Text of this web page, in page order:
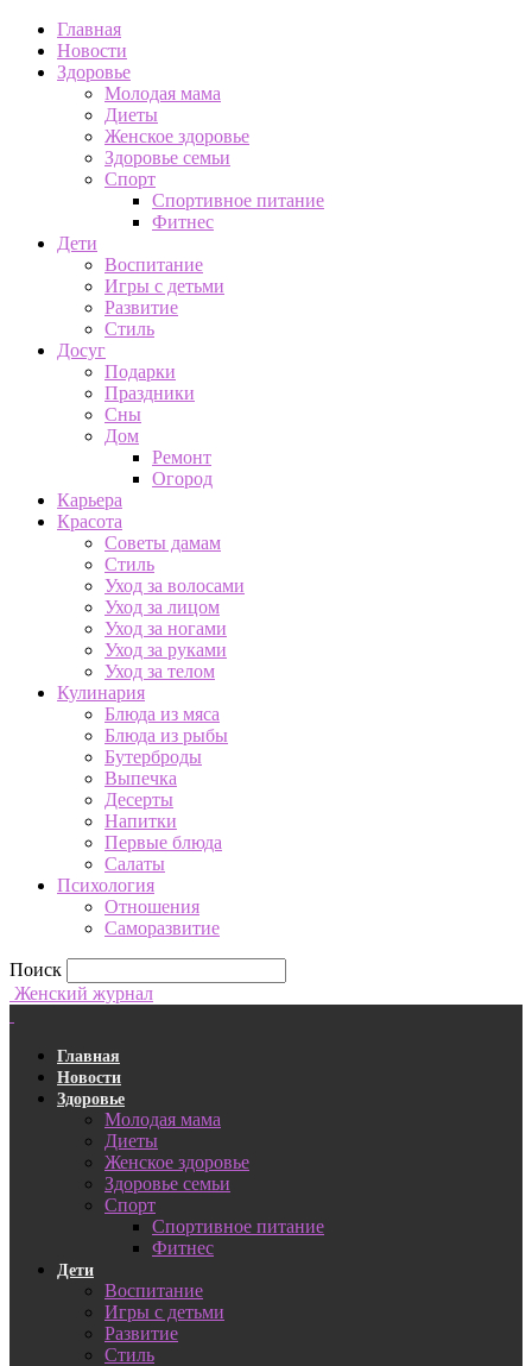
Главная
Новости
Здоровье
Молодая мама
Диеты
Женское здоровье
Здоровье семьи
Спорт
Спортивное питание
Фитнес
Дети
Воспитание
Игры с детьми
Развитие
Стиль
Досуг
Подарки
Праздники
Сны
Дом
Ремонт
Огород
Карьера
Красота
Советы дамам
Стиль
Уход за волосами
Уход за лицом
Уход за ногами
Уход за руками
Уход за телом
Кулинария
Блюда из мяса
Блюда из рыбы
Бутерброды
Выпечка
Десерты
Напитки
Первые блюда
Салаты
Психология
Отношения
Саморазвитие
Поиск
Женский журнал
Главная
Новости
Здоровье
Молодая мама
Диеты
Женское здоровье
Здоровье семьи
Спорт
Спортивное питание
Фитнес
Дети
Воспитание
Игры с детьми
Развитие
Стиль